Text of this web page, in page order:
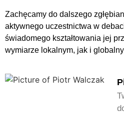
Zachęcamy do dalszego
aktywnego uczestnictwa w
świadomego kształtowania jej
wymiarze lokalnym, jak i